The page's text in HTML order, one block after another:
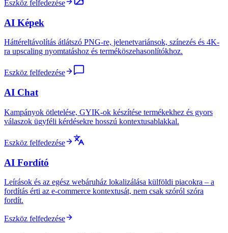
Eszköz felfedezése
AI Képek
Háttéreltávolítás átlátszó PNG-re, jelenetvariánsok, színezés és 4K-
ra upscaling nyomtatáshoz és terméköszehasonlítókhoz.
Eszköz felfedezése
AI Chat
Kampányok ötletelése, GYIK-ok készítése termékekhez és gyors
válaszok ügyféli kérdésekre hosszú kontextusablakkal.
Eszköz felfedezése
AI Fordító
Leírások és az egész webáruház lokalizálása külföldi piacokra – a
fordítás érti az e-commerce kontextusát, nem csak szóról szóra
fordít.
Eszköz felfedezése